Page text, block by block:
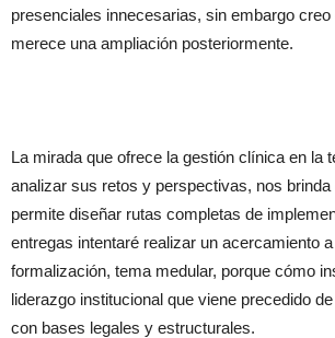
presenciales innecesarias, sin embargo
merece una ampliación posteriormente.
La mirada que ofrece la gestión clínica en la
analizar sus retos y perspectivas, nos
permite diseñar rutas completas de
entregas intentaré realizar un acercamiento
formalización, tema medular, porque cómo
liderazgo institucional que viene precedido
con bases legales y estructurales.